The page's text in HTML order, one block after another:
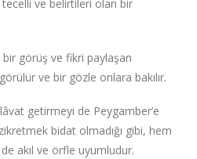
ve belirtileri olan bir
görüş ve fikri paylaşan
ve bir gözle onlara bakılır.
getirmeyi de Peygamber’e
bidat olmadığı gibi, hem
akıl ve örfle uyumludur.